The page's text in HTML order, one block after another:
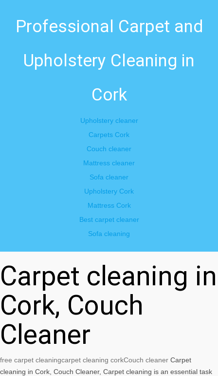
Professional Carpet and
Upholstery Cleaning in
Cork
Upholstery cleaner
Carpets Cork
Couch cleaner
Mattress cleaner
Sofa cleaner
Upholstery Cork
Mattress Cork
Best carpet cleaner
Sofa cleaning
Carpet cleaning in
Cork, Couch
Cleaner
free carpet cleaningcarpet cleaning corkCouch cleaner Carpet
cleaning in Cork, Couch Cleaner, Carpet cleaning is an essential task